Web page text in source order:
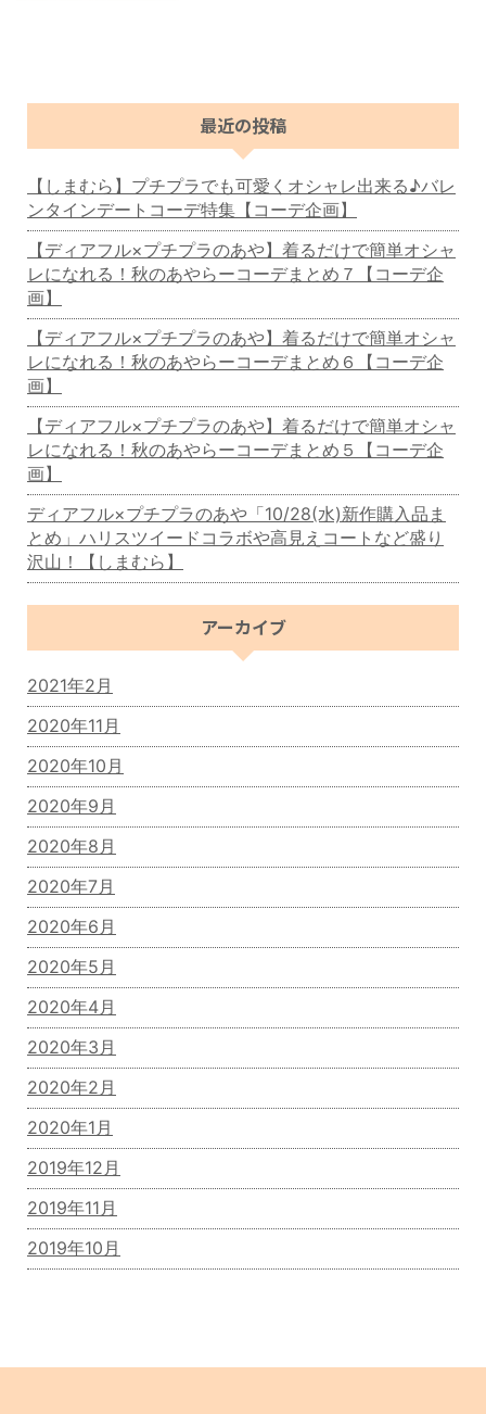
最近の投稿
【しまむら】プチプラでも可愛くオシャレ出来る♪バレ
ンタインデートコーデ特集【コーデ企画】
【ディアフル×プチプラのあや】着るだけで簡単オシャ
レになれる！秋のあやらーコーデまとめ７【コーデ企
画】
【ディアフル×プチプラのあや】着るだけで簡単オシャ
レになれる！秋のあやらーコーデまとめ６【コーデ企
画】
【ディアフル×プチプラのあや】着るだけで簡単オシャ
レになれる！秋のあやらーコーデまとめ５【コーデ企
画】
ディアフル×プチプラのあや「10/28(水)新作購入品ま
とめ」ハリスツイードコラボや高見えコートなど盛り
沢山！【しまむら】
アーカイブ
2021年2月
2020年11月
2020年10月
2020年9月
2020年8月
2020年7月
2020年6月
2020年5月
2020年4月
2020年3月
2020年2月
2020年1月
2019年12月
2019年11月
2019年10月